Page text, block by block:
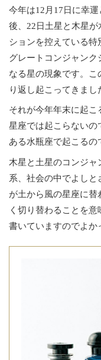
今年は12月17日に幸
後、22日土星と木星
ションを控えている特
グレートコンジャン
なる星の現象です。
り返し起こってきまし
それが今年年末に起
星座では起こらないの
ある水瓶座で起こるの
木星と土星のコンジ
系、社会の中でよし
が土から風の星座に替
く切り替わることを
書いていますのでよか